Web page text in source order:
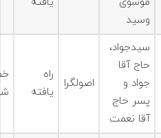
وسید
سیدجواد،
حاج آقا
جواد و
پسر حاج
آقا نعمت
اصولگرا
راه
یافته